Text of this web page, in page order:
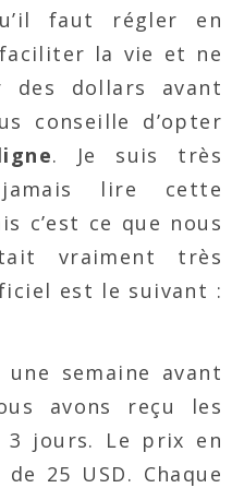
faut régler en
la vie et ne
des dollars avant
conseille d’opter
. Je suis très
lire cette
c’est ce que nous
vraiment très
est le suivant :
une semaine avant
avons reçu les
3 jours. Le prix en
25 USD. Chaque